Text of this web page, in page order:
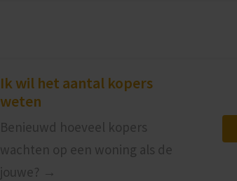
Ik wil het aantal kopers
weten
Benieuwd hoeveel kopers
wachten op een woning als de
jouwe? →